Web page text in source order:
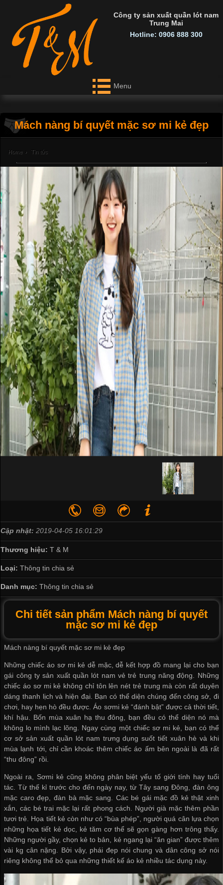
Công ty sản xuất quần lót nam
Trung Mai
Hotline: 0906 888 300
Menu
Mách nàng bí quyết mặc sơ mi kẻ đẹp
Home › Tin tức
Cập nhật: 2019-04-05 16:01:29
Thương hiệu: T & M
Loại: Thông tin chia sẻ
Danh mục: Thông tin chia sẻ
Chi tiết sản phẩm Mách nàng bí quyết
mặc sơ mi kẻ đẹp
Mách nàng bí quyết mặc sơ mi kẻ đẹp
Những chiếc áo sơ mi kẻ dễ mặc, dễ kết hợp đồ mang lại cho bạn
gái công ty sản xuất quần lót nam vẻ trẻ trung năng động. Những
chiếc áo sơ mi kẻ không chỉ tôn lên nét trẻ trung mà còn rất duyên
dáng thanh lịch và hiện đại. Bạn có thể diện chúng đến công sở, đi
chơi, hay hẹn hò đều được. Áo sơmi kẻ “đánh bật” được cả thời tiết,
khí hậu. Bốn mùa xuân hạ thu đông, bạn đều có thể diện nó mà
không lo mình lạc lõng. Ngay cùng một chiếc sơ mi kẻ, bạn có thể
cơ sở sản xuất quần lót nam trưng dụng suốt tiết xuân hè và khi
mùa lạnh tới, chỉ cần khoác thêm chiếc áo ấm bên ngoài là đã rất
“thu đông” rồi.
Ngoài ra, Sơmi kẻ cũng không phân biệt yếu tố giới tính hay tuổi
tác. Từ thế kỉ trước cho đến ngày nay, từ Tây sang Đông, đàn ông
mặc caro đẹp, đàn bà mặc sang. Các bé gái mặc đồ kẻ thật xinh
xắn, các bé trai mặc lại rất phong cách. Người già mặc thêm phần
tươi trẻ. Họa tiết kẻ còn như có “bùa phép”, người quá cân lựa chọn
những họa tiết kẻ dọc, kẻ tăm cơ thể sẽ gọn gàng hơn trông thấy.
Những người gầy, chọn kẻ to bản, kẻ ngang lại “ăn gian” được thêm
vài kg cân nặng. Bởi vậy, phái đẹp nói chung và dân công sở nói
riêng không thể bỏ qua những thiết kế áo kẻ nhiều tác dụng này.